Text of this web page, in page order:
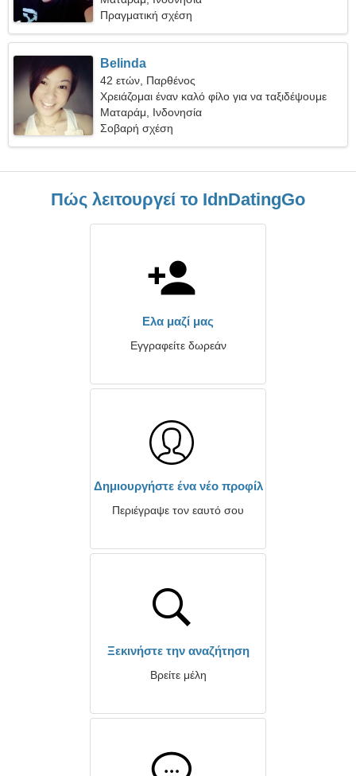
Πραγματική σχέση
Belinda
42 ετών, Παρθένος
Χρειάζομαι έναν καλό φίλο για να ταξιδέψουμε
μαζί
Ματαράμ, Ινδονησία
Σοβαρή σχέση
Πώς λειτουργεί το IdnDatingGo
Ελα μαζί μας
Εγγραφείτε δωρεάν
Δημιουργήστε ένα νέο προφίλ
Περιέγραψε τον εαυτό σου
Ξεκινήστε την αναζήτηση
Βρείτε μέλη